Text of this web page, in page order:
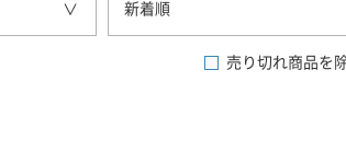
新着順
売り切れ商品を